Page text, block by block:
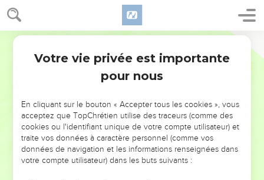
NE MANQUEZ PAS L’ÉVÉNEMENT
DE L’ANNÉE !
ET SI LEURS ERREURS POUVAIENT VOUS ÉVITER LES
VOTRES ?
Votre vie privée est importante
pour nous
En cliquant sur le bouton « Accepter tous les cookies », vous
acceptez que TopChrétien utilise des traceurs (comme des
cookies ou l'identifiant unique de votre compte utilisateur) et
traite vos données à caractère personnel (comme vos
données de navigation et les informations renseignées dans
votre compte utilisateur) dans les buts suivants :